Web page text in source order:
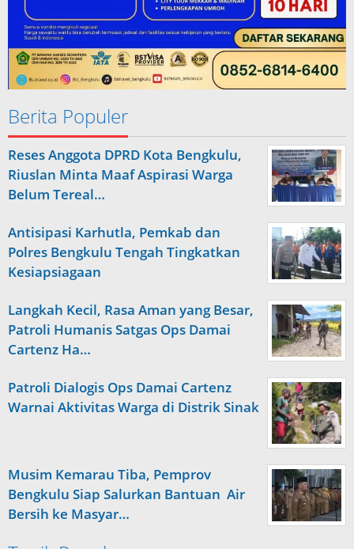
Berita Populer
Reses Anggota DPRD Kota Bengkulu,
Riuslan Minta Maaf Aspirasi Warga
Belum Tereal…
Antisipasi Karhutla, Pemkab dan
Polres Bengkulu Tengah Tingkatkan
Kesiapsiagaan
Langkah Kecil, Rasa Aman yang Besar,
Patroli Humanis Satgas Ops Damai
Cartenz Ha…
Patroli Dialogis Ops Damai Cartenz
Warnai Aktivitas Warga di Distrik Sinak
Musim Kemarau Tiba, Pemprov
Bengkulu Siap Salurkan Bantuan Air
Bersih ke Masyar…